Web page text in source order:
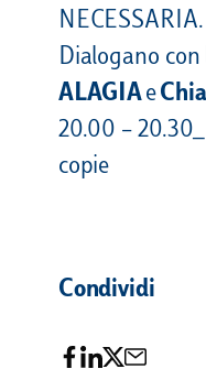
NECESSARIA.
Dialogano con
ALAGIAe
20.00 –
copie
Condividi